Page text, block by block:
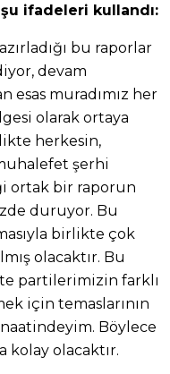
ifadeleri kullandı:
bu raporlar
devam
esas muradımız her
olarak ortaya
herkesin,
şerhi
ortak bir raporun
duruyor. Bu
birlikte çok
olacaktır. Bu
partilerimizin farklı
için temaslarının
Böylece
kolay olacaktır.